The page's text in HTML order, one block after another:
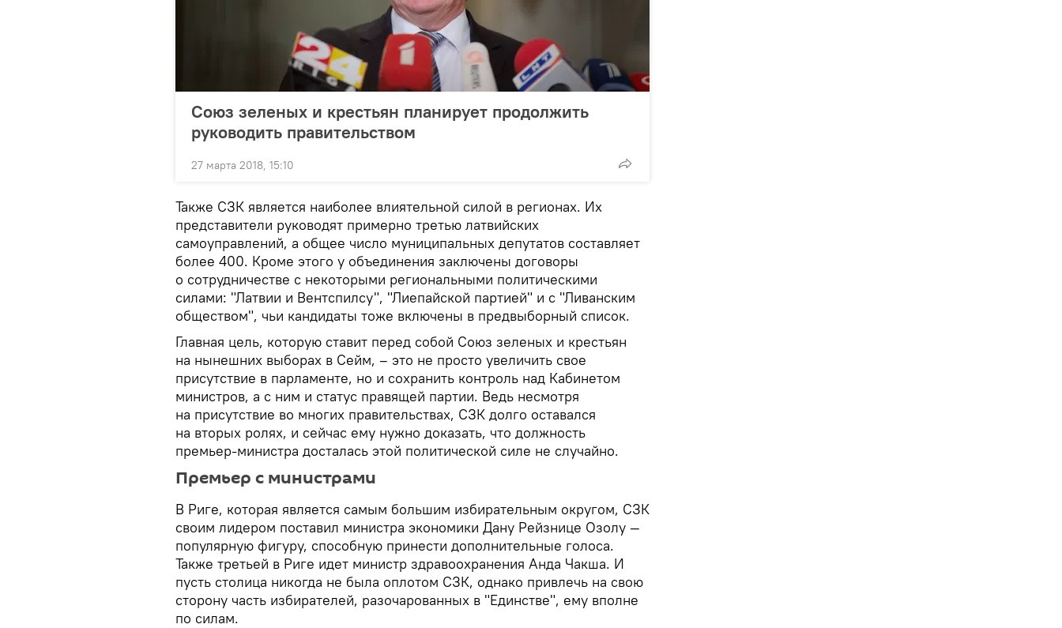
Союз зеленых и крестьян планирует продолжить
руководить правительством
27 марта 2018, 15:10
Также СЗК является наиболее влиятельной силой в регионах. Их
представители руководят примерно третью латвийских
самоуправлений, а общее число муниципальных депутатов составляет
более 400. Кроме этого у объединения заключены договоры
о сотрудничестве с некоторыми региональными политическими
силами: "Латвии и Вентспилсу", "Лиепайской партией" и с "Ливанским
обществом", чьи кандидаты тоже включены в предвыборный список.
Главная цель, которую ставит перед собой Союз зеленых и крестьян
на нынешних выборах в Сейм, – это не просто увеличить свое
присутствие в парламенте, но и сохранить контроль над Кабинетом
министров, а с ним и статус правящей партии. Ведь несмотря
на присутствие во многих правительствах, СЗК долго оставался
на вторых ролях, и сейчас ему нужно доказать, что должность
премьер-министра досталась этой политической силе не случайно.
Премьер с министрами
В Риге, которая является самым большим избирательным округом, СЗК
своим лидером поставил министра экономики Дану Рейзнице Озолу —
популярную фигуру, способную принести дополнительные голоса.
Также третьей в Риге идет министр здравоохранения Анда Чакша. И
пусть столица никогда не была оплотом СЗК, однако привлечь на свою
сторону часть избирателей, разочарованных в "Единстве", ему вполне
по силам.